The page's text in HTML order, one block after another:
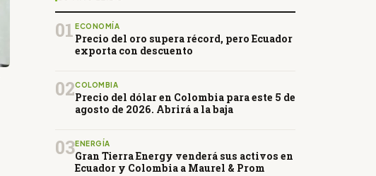
01 ECONOMÍA
Precio del oro supera récord, pero Ecuador
exporta con descuento
02COLOMBIA
Precio del dólar en Colombia para este 5 de
agosto de 2026. Abrirá a la baja
03ENERGÍA
Gran Tierra Energy venderá sus activos en
Ecuador y Colombia a Maurel & Prom